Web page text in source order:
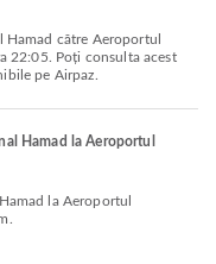
22:05. Poți consulta acest
pe Airpaz.
Hamad la Aeroportul